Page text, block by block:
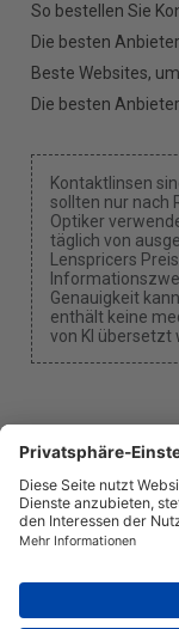
So bestellen Sie
Die besten
Beste Websites,
Die besten
Kontaktlinsen
sollten nur nach
Optiker
täglich von
Lenspricers
Genauigkeit
enthält keine
von KI übersetzt
Wir können
unserer
Über uns